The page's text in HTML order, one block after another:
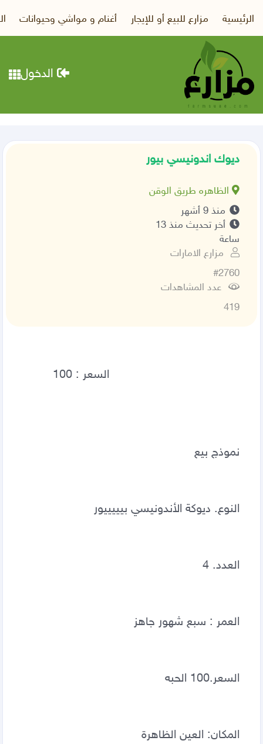
الرئيسية مزارع للبيع أو للإيجار أغنام و مواشي وحيوانات
الدخول
ديوك اندونيسي بيور
الظاهره طريق الوقن
منذ 9 أشهر
أخر تحديث منذ 13
ساعة
مزارع الامارات
#2760
عدد المشاهدات
419
نموذج بيع
النوع. ديوكة الأندونيسي بيييييور
العدد. 4
العمر : سبع شهور جاهز
السعر.100 الحبه
المكان: العين الظاهرة